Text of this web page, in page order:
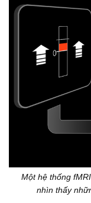
Một hệ thống
nhìn thấy